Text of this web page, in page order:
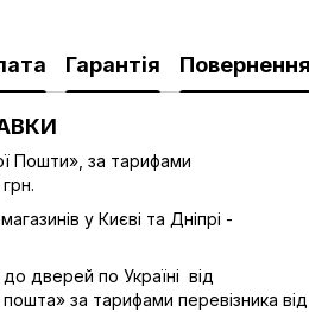
Гарантія Повернення
Пошти», за тарифами
у Києві та Дніпрі -
дверей по Україні від
за тарифами перевізника від